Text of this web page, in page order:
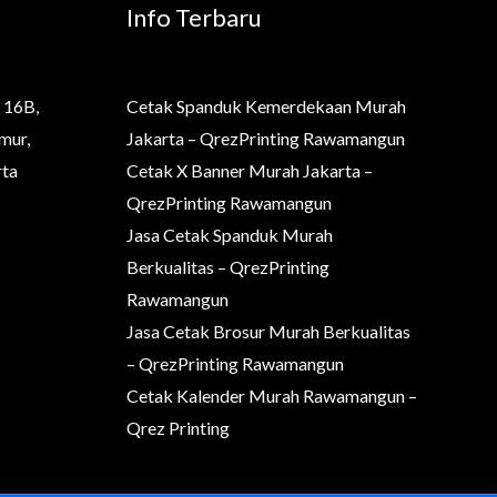
16B,
Info Terbaru
Cetak Spanduk Kemerdekaan Murah
Jakarta – QrezPrinting Rawamangun
Cetak X Banner Murah Jakarta –
QrezPrinting Rawamangun
Jasa Cetak Spanduk Murah
Berkualitas – QrezPrinting
Rawamangun
Jasa Cetak Brosur Murah Berkualitas
– QrezPrinting Rawamangun
Cetak Kalender Murah Rawamangun –
Qrez Printing